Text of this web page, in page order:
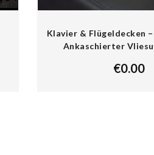
Klavier & Flügeldecken
Ankaschierter
€0.00